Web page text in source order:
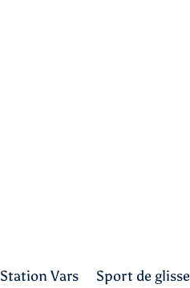
Station Vars Sport de glisse